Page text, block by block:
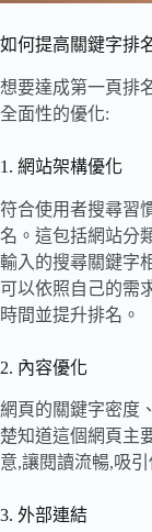
如何提高關鍵字排
想要達成第一頁排
全面性的優化:
1. 網站架構優化
符合使用者搜尋習
名。這包括網站分
輸入的搜尋關鍵字
可以依照自己的需
時間並提升排名。
2. 內容優化
網頁的關鍵字密度
楚知道這個網頁主
意,讓閱讀流暢,吸
3. 外部連結